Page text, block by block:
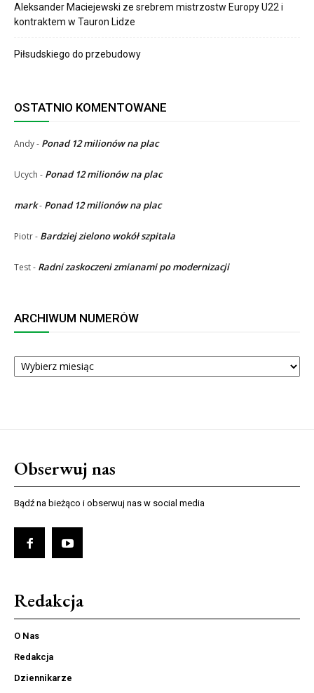
Aleksander Maciejewski ze srebrem mistrzostw Europy U22 i
kontraktem w Tauron Lidze
Piłsudskiego do przebudowy
OSTATNIO KOMENTOWANE
Andy- Ponad 12 milionów na plac
Ucych - Ponad 12 milionów na plac
mark- Ponad 12 milionów na plac
Piotr- Bardziej zielono wokół szpitala
Test- Radni zaskoczeni zmianami po modernizacji
ARCHIWUM NUMERÓW
ARCHIWUM
NUMERÓW
Obserwuj nas
Bądź na bieżąco i obserwuj nas w social media
Redakcja
O Nas
Redakcja
Dziennikarze